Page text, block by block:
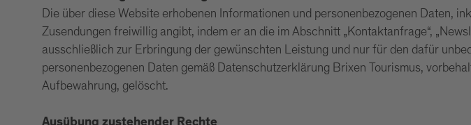
Die über diese Website erhobenen Informationen und personenbezogenen Daten,
Zusendungen freiwillig angibt, indem er an die im Abschnitt „Kontaktanfrage“,
ausschließlich zur Erbringung der gewünschten Leistung und nur für den dafür
personenbezogenen Daten gemäß Datenschutzerklärung Brixen Tourismus,
Aufbewahrung, gelöscht.